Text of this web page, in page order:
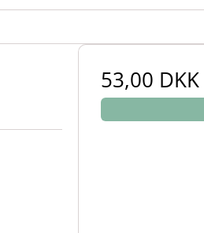
53,00 DKK